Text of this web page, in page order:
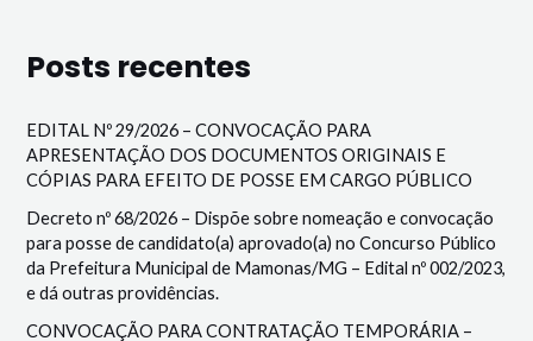
Posts recentes
EDITAL Nº 29/2026 – CONVOCAÇÃO PARA
APRESENTAÇÃO DOS DOCUMENTOS ORIGINAIS E
CÓPIAS PARA EFEITO DE POSSE EM CARGO PÚBLICO
Decreto nº 68/2026 – Dispõe sobre nomeação e convocação
para posse de candidato(a) aprovado(a) no Concurso Público
da Prefeitura Municipal de Mamonas/MG – Edital nº 002/2023,
e dá outras providências.
CONVOCAÇÃO PARA CONTRATAÇÃO TEMPORÁRIA –